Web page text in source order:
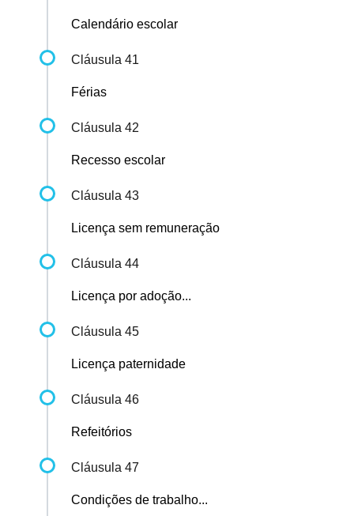
Calendário escolar
Cláusula 41
Férias
Cláusula 42
Recesso escolar
Cláusula 43
Licença sem remuneração
Cláusula 44
Licença por adoção...
Cláusula 45
Licença paternidade
Cláusula 46
Refeitórios
Cláusula 47
Condições de trabalho...